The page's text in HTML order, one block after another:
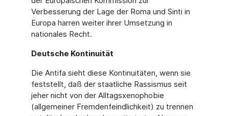
Verbesserung der Lage der Roma und Sinti in
Europa harren weiter ihrer Umsetzung in
nationales Recht.
Deutsche Kontinuität
Die Antifa sieht diese Kontinuitäten, wenn sie
feststellt, daß der staatliche Rassismus seit
jeher nicht von der Alltagsxenophobie
(allgemeiner Fremdenfeindlichkeit) zu trennen